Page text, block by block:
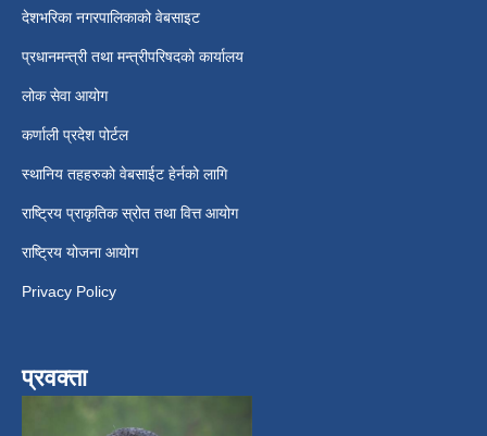
देशभरिका नगरपालिकाको वेबसाइट
प्रधानमन्त्री तथा मन्त्रीपरिषदको कार्यालय
लोक सेवा आयोग
कर्णाली प्रदेश पोर्टल
स्थानिय तहहरुको वेबसाईट हेर्नको लागि
राष्ट्रिय प्राकृतिक स्रोत तथा वित्त आयोग
राष्ट्रिय योजना आयोग
Privacy Policy
प्रवक्ता